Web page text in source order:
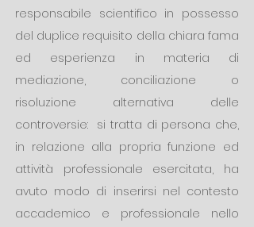
responsabile scientifico in possesso
del duplice requisito della chiara fama
ed esperienza in materia di
mediazione, conciliazione o
risoluzione alternativa delle
controversie: si tratta di persona che,
in relazione alla propria funzione ed
attività professionale esercitata, ha
avuto modo di inserirsi nel contesto
accademico e professionale nello